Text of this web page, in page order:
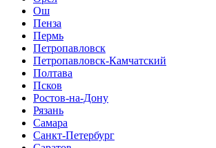
Ош
Пенза
Пермь
Петропавловск
Петропавловск-Камчатский
Полтава
Псков
Ростов-на-Дону
Рязань
Самара
Санкт-Петербург